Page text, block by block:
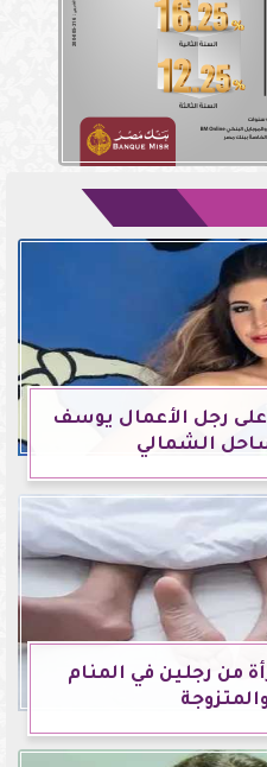
رجل الأعمال يوسف
الشمالي
من رجلين في المنام